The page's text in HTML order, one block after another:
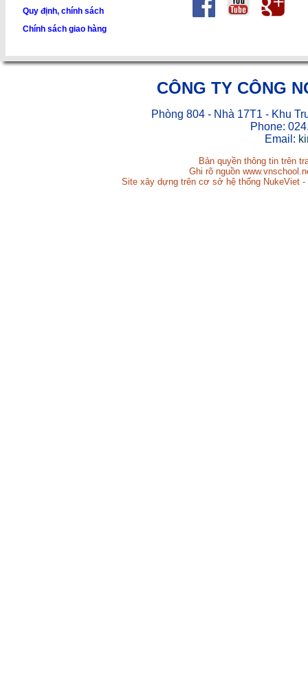
Quy định, chính sách
Chính sách giao hàng
CÔNG TY CÔNG
Phòng 804 - Nhà 17T1 - Khu
Phone:
Email:
Bản quyền thông tin trên
Ghi rõ nguồn
Site xây dựng trên cơ sở hệ thống NukeViet